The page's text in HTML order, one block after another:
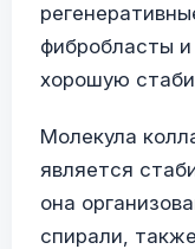
фибробласты
хорошую
Молекула
является
она
спирали,